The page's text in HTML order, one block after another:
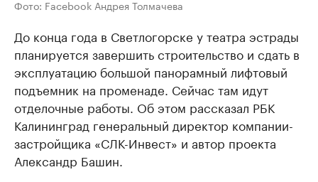
Фото: Facebook Андрея Толмачева
До конца года в Светлогорске у театра эстрады
планируется завершить строительство и сдать в
эксплуатацию большой панорамный лифтовый
подъемник на променаде. Сейчас там идут
отделочные работы. Об этом рассказал РБК
Калининград генеральный директор компании-
застройщика «СЛК-Инвест» и автор проекта
Александр Башин.